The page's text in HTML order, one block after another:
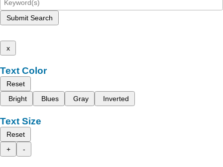
Submit Search
x
Text Color
Reset
Bright
Blues Gray Inverted
Text Size
Reset
+
-